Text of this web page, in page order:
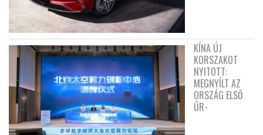
KÍNA ÚJ
KORSZAKOT
NYITOTT:
MEGNYÍLT AZ
ORSZÁG ELSŐ
ŰR-